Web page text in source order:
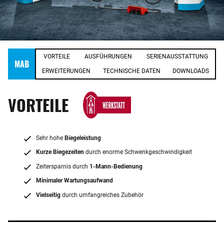
MAB
VORTEILE AUSFÜHRUNGEN SERIENAUSSTATTUNG
ERWEITERUNGEN TECHNISCHE DATEN DOWNLOADS
VORTEILE
Sehr hohe Biegeleistung
Kurze Biegezeiten durch enorme Schwenkgeschwindigkeit
Zeitersparnis durch 1-Mann-Bedienung
Minimaler Wartungsaufwand
Vielseitig durch umfangreiches Zubehör